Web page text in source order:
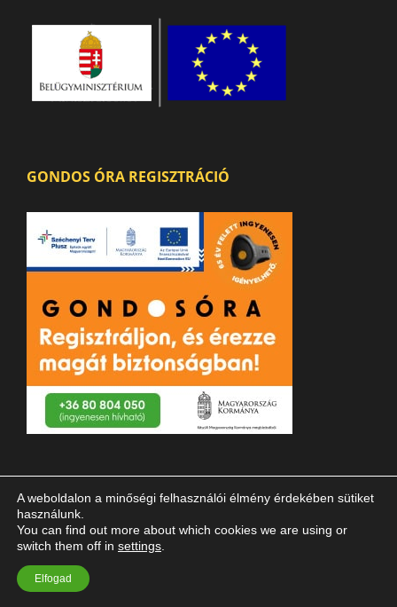
GONDOS ÓRA REGISZTRÁCIÓ
© 2023 Magyar Vakok és Gyengénlátók Országos Szövetsége
A weboldalon a minőségi felhasználói élmény érdekében sütiket
használunk.
You can find out more about which cookies we are using or
switch them off in settings
Elfogad